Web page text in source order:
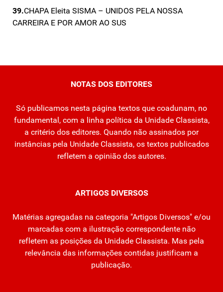
39.CHAPA Eleita SISMA – UNIDOS PELA NOSSA
CARREIRA E POR AMOR AO SUS
NOTAS DOS EDITORES
Só publicamos nesta página textos que coadunam, no
fundamental, com a linha política da Unidade Classista,
a critério dos editores. Quando não assinados por
instâncias pela Unidade Classista, os textos publicados
refletem a opinião dos autores.
ARTIGOS DIVERSOS
Matérias agregadas na categoria "Artigos Diversos" e/ou
marcadas com a ilustração correspondente não
refletem as posições da Unidade Classista. Mas pela
relevância das informações contidas justificam a
publicação.